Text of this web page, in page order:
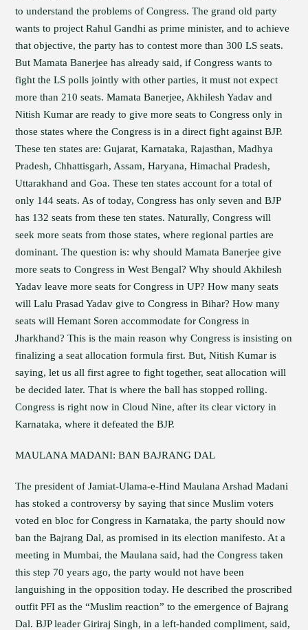
to understand the problems of Congress. The grand old party
wants to project Rahul Gandhi as prime minister, and to achieve
that objective, the party has to contest more than 300 LS seats.
But Mamata Banerjee has already said, if Congress wants to
fight the LS polls jointly with other parties, it must not expect
more than 210 seats. Mamata Banerjee, Akhilesh Yadav and
Nitish Kumar are ready to give more seats to Congress only in
those states where the Congress is in a direct fight against BJP.
These ten states are: Gujarat, Karnataka, Rajasthan, Madhya
Pradesh, Chhattisgarh, Assam, Haryana, Himachal Pradesh,
Uttarakhand and Goa. These ten states account for a total of
only 144 seats. As of today, Congress has only seven and BJP
has 132 seats from these ten states. Naturally, Congress will
seek more seats from those states, where regional parties are
dominant. The question is: why should Mamata Banerjee give
more seats to Congress in West Bengal? Why should Akhilesh
Yadav leave more seats for Congress in UP? How many seats
will Lalu Prasad Yadav give to Congress in Bihar? How many
seats will Hemant Soren accommodate for Congress in
Jharkhand? This is the main reason why Congress is insisting on
finalizing a seat allocation formula first. But, Nitish Kumar is
saying, let us all first agree to fight together, seat allocation will
be decided later. That is where the ball has stopped rolling.
Congress is right now in Cloud Nine, after its clear victory in
Karnataka, where it defeated the BJP.
MAULANA MADANI: BAN BAJRANG DAL
The president of Jamiat-Ulama-e-Hind Maulana Arshad Madani
has stoked a controversy by saying that since Muslim voters
voted en bloc for Congress in Karnataka, the party should now
ban the Bajrang Dal, as promised in its election manifesto. At a
meeting in Mumbai, the Maulana said, had the Congress taken
this step 70 years ago, the party would not have been
languishing in the opposition today. He described the proscribed
outfit PFI as the “Muslim reaction” to the emergence of Bajrang
Dal. BJP leader Giriraj Singh, in a left-handed compliment, said,